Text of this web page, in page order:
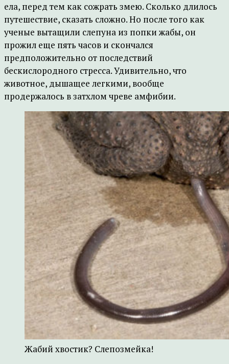
ела, перед тем как сожрать змею. Сколько длилось
путешествие, сказать сложно. Но после того как
ученые вытащили слепуна из попки жабы, он
прожил еще пять часов и скончался
предположительно от последствий
бескислородного стресса. Удивительно, что
животное, дышащее легкими, вообще
продержалось в затхлом чреве амфибии.
Жабий хвостик? Слепозмейка!